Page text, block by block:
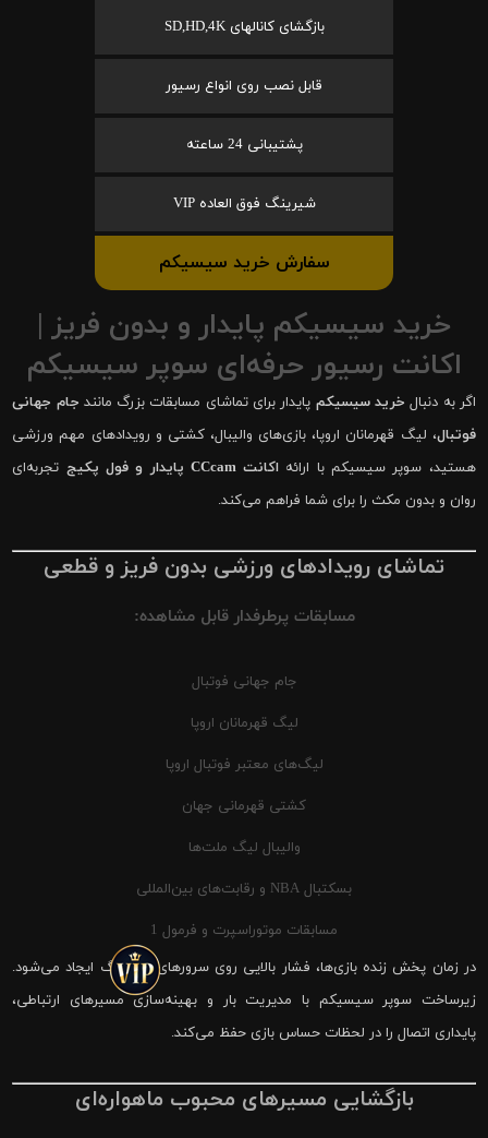
بازگشای کانالهای SD,HD,4K
قابل نصب روی انواع رسیور
پشتیبانی 24 ساعته
شیرینگ فوق العاده VIP
سفارش خرید سیسیکم
خرید سیسیکم پایدار و بدون فریز |
اکانت رسیور حرفه‌ای سوپر سیسیکم
اگر به دنبال خرید سیسیکم پایدار برای تماشای مسابقات بزرگ مانند جام جهانی
فوتبال، لیگ قهرمانان اروپا، بازی‌های والیبال، کشتی و رویدادهای مهم ورزشی
هستید، سوپر سیسیکم با ارائه اکانت CCcam پایدار و فول پکیج
تجربه‌ای
روان و بدون مکث را برای شما فراهم می‌کند.
تماشای رویدادهای ورزشی بدون فریز و قطعی
مسابقات پرطرفدار قابل مشاهده:
جام جهانی فوتبال
لیگ قهرمانان اروپا
لیگ‌های معتبر فوتبال اروپا
کشتی قهرمانی جهان
والیبال لیگ ملت‌ها
بسکتبال NBA و رقابت‌های بین‌المللی
مسابقات موتوراسپرت و فرمول 1
در زمان پخش زنده بازی‌ها، فشار بالایی روی سرورهای شیرینگ ایجاد می‌شود.
زیرساخت سوپر سیسیکم با مدیریت بار و بهینه‌سازی مسیرهای ارتباطی،
پایداری اتصال را در لحظات حساس بازی حفظ می‌کند.
بازگشایی مسیرهای محبوب ماهواره‌ای